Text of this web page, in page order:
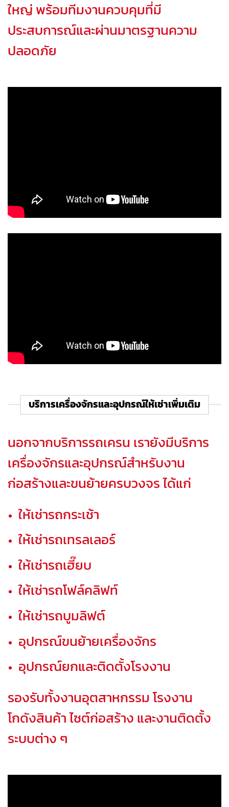
ใหญ่ พร้อมทีมงานควบคุมที่มี
ประสบการณ์และผ่านมาตรฐานความ
ปลอดภัย
บริการเครื่องจักรและอุปกรณ์ให้เช่าเพิ่มเติม
นอกจากบริการรถเครน เรายังมีบริการ
เครื่องจักรและอุปกรณ์สำหรับงาน
ก่อสร้างและขนย้ายครบวงจร ได้แก่
ให้เช่ารถกระเช้า
ให้เช่ารถเทรลเลอร์
ให้เช่ารถเฮี๊ยบ
ให้เช่ารถโฟล์คลิฟท์
ให้เช่ารถบูมลิฟต์
อุปกรณ์ขนย้ายเครื่องจักร
อุปกรณ์ยกและติดตั้งโรงงาน
รองรับทั้งงานอุตสาหกรรม โรงงาน
โกดังสินค้า ไซต์ก่อสร้าง และงานติดตั้ง
ระบบต่าง ๆ